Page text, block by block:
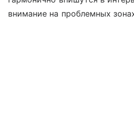
внимание на проблемных